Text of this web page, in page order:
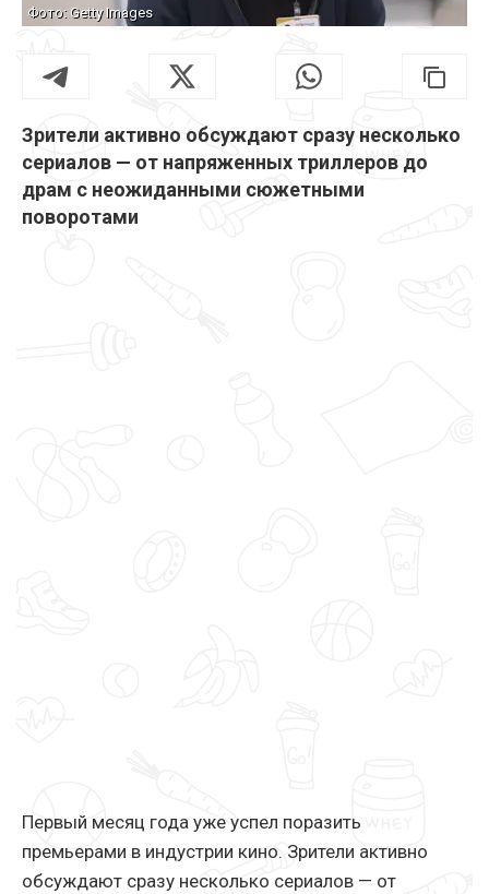
Фото: Getty Images
Зрители активно обсуждают сразу несколько
сериалов — от напряженных триллеров до
драм с неожиданными сюжетными
поворотами
Первый месяц года уже успел поразить
премьерами в индустрии кино. Зрители активно
обсуждают сразу несколько сериалов — от